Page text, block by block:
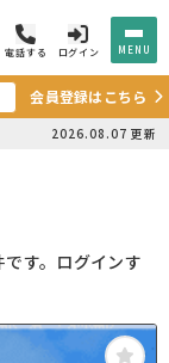
電話する ログイン MENU
会員登録はこちら
2026.08.07 更新
す。ログインす